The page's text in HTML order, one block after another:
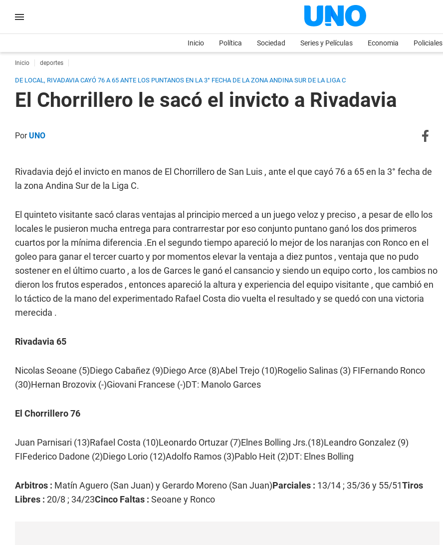
Inicio Política Sociedad Series y Películas Economia Policiales
Inicio deportes
DE LOCAL, RIVADAVIA CAYÓ 76 A 65 ANTE LOS PUNTANOS EN LA 3° FECHA DE LA ZONA ANDINA SUR DE LA LIGA C
El Chorrillero le sacó el invicto a Rivadavia
PorUNO
Rivadavia dejó el invicto en manos de El Chorrillero de San Luis , ante el que cayó 76 a 65 en la 3° fecha de
la zona Andina Sur de la Liga C.
El quinteto visitante sacó claras ventajas al principio merced a un juego veloz y preciso , a pesar de ello los
locales le pusieron mucha entrega para contrarrestar por eso conjunto puntano ganó los dos primeros
cuartos por la mínima diferencia .En el segundo tiempo apareció lo mejor de los naranjas con Ronco en el
goleo para ganar el tercer cuarto y por momentos elevar la ventaja a diez puntos , ventaja que no pudo
sostener en el último cuarto , a los de Garces le ganó el cansancio y siendo un equipo corto , los cambios no
dieron los frutos esperados , entonces apareció la altura y experiencia del equipo visitante , que cambió en
lo táctico de la mano del experimentado Rafael Costa dio vuelta el resultado y se quedó con una victoria
merecida .
Rivadavia 65
Nicolas Seoane (5)Diego Cabañez (9)Diego Arce (8)Abel Trejo (10)Rogelio Salinas (3) FIFernando Ronco
(30)Hernan Brozovix (-)Giovani Francese (-)DT: Manolo Garces
El Chorrillero 76
Juan Parnisari (13)Rafael Costa (10)Leonardo Ortuzar (7)Elnes Bolling Jrs.(18)Leandro Gonzalez (9)
FIFederico Dadone (2)Diego Lorio (12)Adolfo Ramos (3)Pablo Heit (2)DT: Elnes Bolling
Arbitros : Matín Aguero (San Juan) y Gerardo Moreno (San Juan)Parciales : 13/14 ; 35/36 y 55/51Tiros
Libres : 20/8 ; 34/23Cinco Faltas : Seoane y Ronco